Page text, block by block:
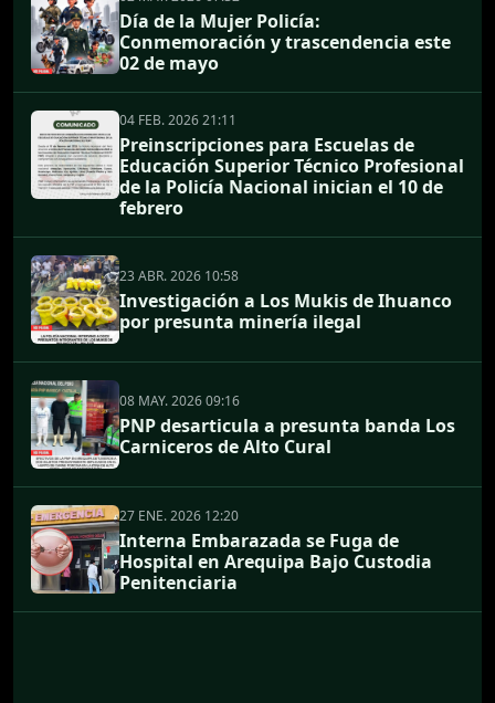
Día de la Mujer Policía:
Conmemoración y trascendencia este
02 de mayo
04 FEB. 2026 21:11
Preinscripciones para Escuelas de
Educación Superior Técnico Profesional
de la Policía Nacional inician el 10 de
febrero
23 ABR. 2026 10:58
Investigación a Los Mukis de Ihuanco
por presunta minería ilegal
08 MAY. 2026 09:16
PNP desarticula a presunta banda Los
Carniceros de Alto Cural
27 ENE. 2026 12:20
Interna Embarazada se Fuga de
Hospital en Arequipa Bajo Custodia
Penitenciaria